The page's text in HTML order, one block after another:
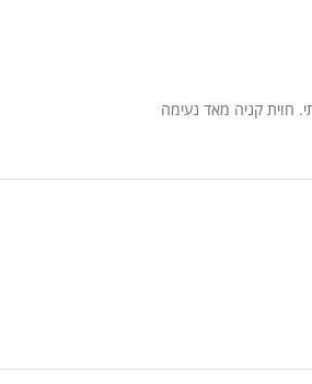
חוית קניה מאד נעימה